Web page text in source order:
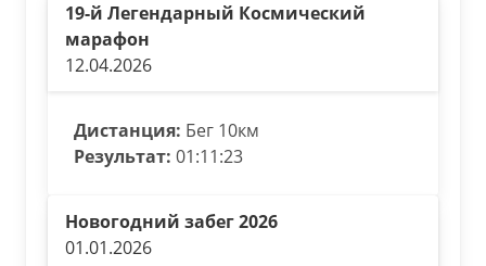
19-й Легендарный Космический
марафон
12.04.2026
Дистанция: Бег 10км
Результат: 01:11:23
Новогодний забег 2026
01.01.2026